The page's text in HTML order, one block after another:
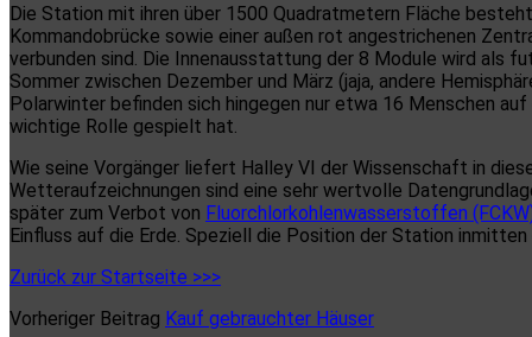
Die Station mit ihren über 1500 Quadratmetern Fläche
Kommandobrücke sowie einer außen rot angestrichenen
verbunden sind. Die Innenausstattung der 8 Module wird als
Sommer zwischen Dezember und März (jaja, andere
Polarwinter befinden sich hingegen nur etwa 16 Menschen
wichtige Rolle gespielt hat.
Wie seine Vorgänger liefert Halley VI der Wissenschaft in
Wetteraufzeichnungen sind eine sehr wertvolle
später zum Verbot von Fluorchlorkohlenwasserstoffen
Einfluss auf die Erde. Speziell die Position der Station
Zurück zur Startseite >>>
Vorheriger Beitrag Kauf gebrauchter Häuser